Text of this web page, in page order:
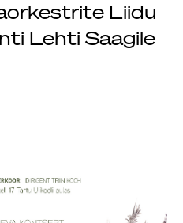
20.
Liidu
Lehti Saagile